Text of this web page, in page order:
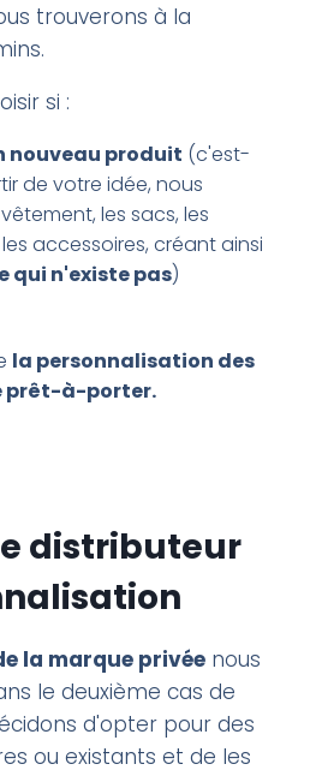
trouverons à la
si :
nouveau produit (c'est-
de votre idée, nous
les sacs, les
accessoires, créant ainsi
qui n'existe pas)
la personnalisation des
prêt-à-porter.
distributeur
la marque privéenous
le deuxième cas de
d'opter pour des
ou existants et de les